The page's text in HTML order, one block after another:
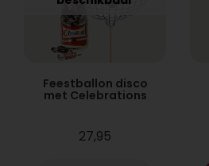
Feestballon disco
met Celebrations
27,95